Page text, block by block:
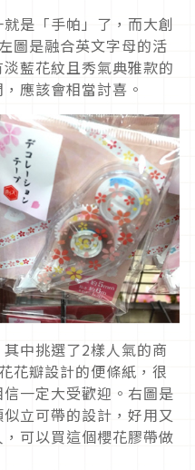
是「手帕」了，而大創
圖是融合英文字母的活
藍花紋且秀氣典雅款的
應該會相當討喜。
中挑選了2樣人氣的商
花瓣設計的便條紙，很
一定大受歡迎。右圖是
立可帶的設計，好用又
可以買這個櫻花膠帶做